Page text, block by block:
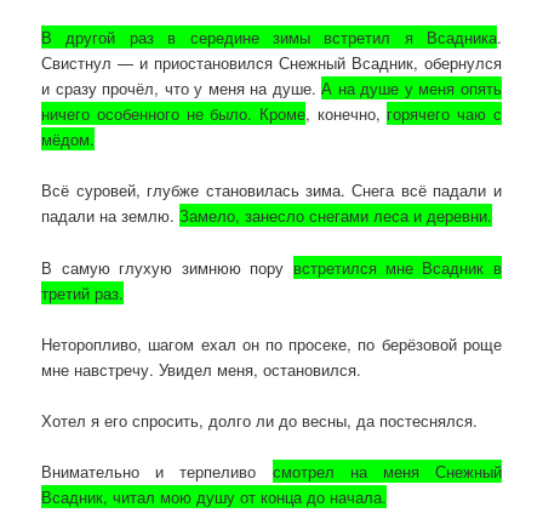
В другой раз в середине зимы встретил я Всадника.
Свистнул — и приостановился Снежный Всадник, обернулся
и сразу прочёл, что у меня на душе.А на душе у меня опять
ничего особенного не было. Кроме, конечно, горячего чаю с
мёдом.
Всё суровей, глубже становилась зима. Снега всё падали и
падали на землю.Замело, занесло снегами леса и деревни.
В самую глухую зимнюю пору встретился мне Всадник в
третий раз.
Неторопливо, шагом ехал он по просеке, по берёзовой роще
мне навстречу. Увидел меня, остановился.
Хотел я его спросить, долго ли до весны, да постеснялся.
Внимательно и терпеливо смотрел на меня Снежный
Всадник, читал мою душу от конца до начала.